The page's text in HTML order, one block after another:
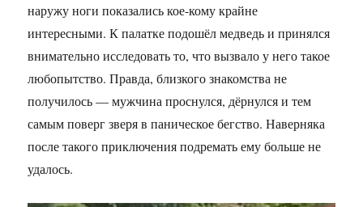
наружу ноги показались кое-кому крайне
интересными. К палатке подошёл медведь и принялся
внимательно исследовать то, что вызвало у него такое
любопытство. Правда, близкого знакомства не
получилось — мужчина проснулся, дёрнулся и тем
самым поверг зверя в паническое бегство. Наверняка
после такого приключения подремать ему больше не
удалось.